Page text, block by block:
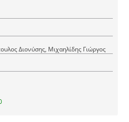
Διονύσης, Μιχαηλίδης Γιώργος